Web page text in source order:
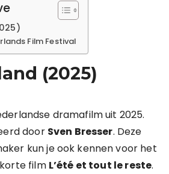
Film Festival
(2025)
dramafilm uit 2025.
door Sven Bresser. Deze
kun je ook kennen voor het
film L’été et tout le reste.